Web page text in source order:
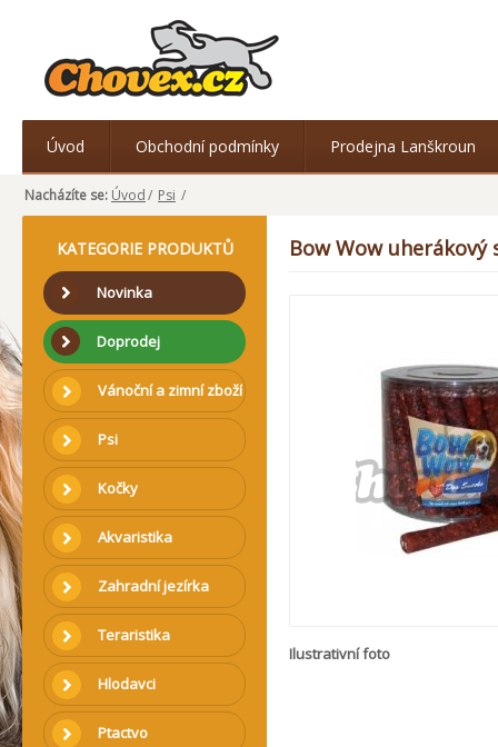
Úvod Obchodní podmínky Prodejna Lanškroun
Nacházíte se: Úvod/ Psi /
KATEGORIE PRODUKTŮ
Novinka
Doprodej
Vánoční a zimní zboží
Psi
Kočky
Akvaristika
Zahradní jezírka
Teraristika
Hlodavci
Ptactvo
Bow Wow uherákový
Ilustrativní foto